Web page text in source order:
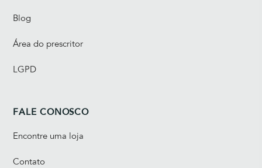
Blog
Área do prescritor
LGPD
FALE CONOSCO
Encontre uma loja
Contato